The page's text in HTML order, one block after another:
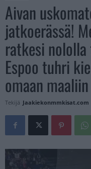
Aivan
jatkoerässä!
ratkesi
Espoo tuhri
omaan maaliin
Tekijä Jaakiekonmmkisat.com